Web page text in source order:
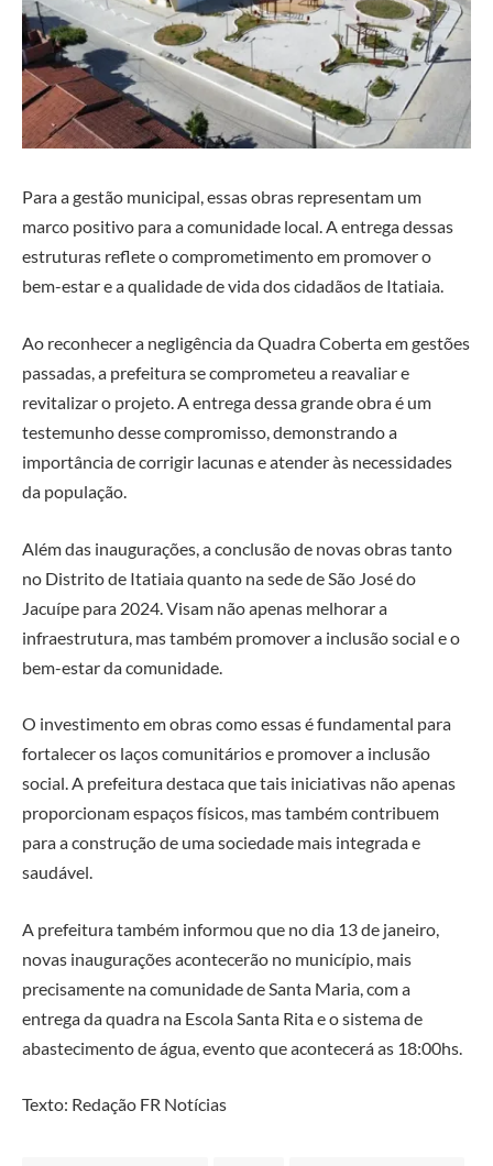
Para a gestão municipal, essas obras representam um
marco positivo para a comunidade local. A entrega dessas
estruturas reflete o comprometimento em promover o
bem-estar e a qualidade de vida dos cidadãos de Itatiaia.
Ao reconhecer a negligência da Quadra Coberta em gestões
passadas, a prefeitura se comprometeu a reavaliar e
revitalizar o projeto. A entrega dessa grande obra é um
testemunho desse compromisso, demonstrando a
importância de corrigir lacunas e atender às necessidades
da população.
Além das inaugurações, a conclusão de novas obras tanto
no Distrito de Itatiaia quanto na sede de São José do
Jacuípe para 2024. Visam não apenas melhorar a
infraestrutura, mas também promover a inclusão social e o
bem-estar da comunidade.
O investimento em obras como essas é fundamental para
fortalecer os laços comunitários e promover a inclusão
social. A prefeitura destaca que tais iniciativas não apenas
proporcionam espaços físicos, mas também contribuem
para a construção de uma sociedade mais integrada e
saudável.
A prefeitura também informou que no dia 13 de janeiro,
novas inaugurações acontecerão no município, mais
precisamente na comunidade de Santa Maria, com a
entrega da quadra na Escola Santa Rita e o sistema de
abastecimento de água, evento que acontecerá as 18:00hs.
Texto: Redação FR Notícias